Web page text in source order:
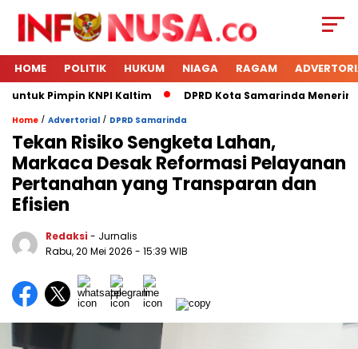
HOME POLITIK HUKUM NIAGA RAGAM
Pimpin KNPI Kaltim DPRD Kota Samarinda Menerima
Home / Advertorial / DPRD Samarinda
Tekan Risiko Sengketa Lahan,
Markaca Desak Reformasi Pelayanan
Pertanahan yang Transparan dan
Efisien
Redaksi - Jurnalis
Rabu, 20 Mei 2026 - 15:39 WIB